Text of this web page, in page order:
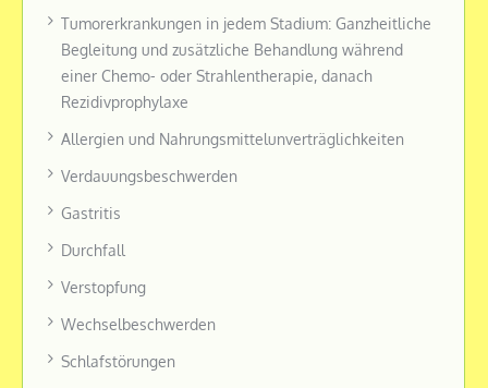
Tumorerkrankungen in jedem Stadium: Ganzheitliche
Begleitung und zusätzliche Behandlung während
einer Chemo- oder Strahlentherapie, danach
Rezidivprophylaxe
Allergien und Nahrungsmittelunverträglichkeiten
Verdauungsbeschwerden
Gastritis
Durchfall
Verstopfung
Wechselbeschwerden
Schlafstörungen